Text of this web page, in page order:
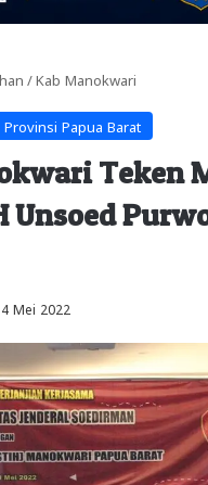
/ Kab Manokwari
Provinsi Papua Barat
Teken
Unsoed
Mei 2022